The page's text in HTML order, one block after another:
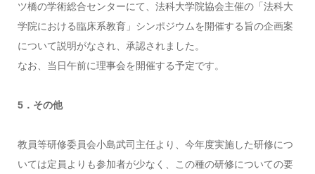
ツ橋の学術総合センターにて、法科大学院協会主催の「法科大
学院における臨床系教育」シンポジウムを開催する旨の企画案
について説明がなされ、承認されました。
なお、当日午前に理事会を開催する予定です。
5．その他
教員等研修委員会小島武司主任より、今年度実施した研修につ
いては定員よりも参加者が少なく、この種の研修についての要